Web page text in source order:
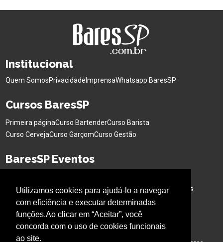
Utilizamos cookies para ajudá-lo a navegar
com eficiência e executar determinadas
funções.Ao clicar em “Aceitar”, você
concorda com o uso de cookies funcionais
ao site.
Institucional
Quem SomosPrivacidade ImprensaWhatsapp BaresSP
Cursos BaresSP
Primeira páginaCurso BartenderCurso Barista
Curso CervejaCurso GarçomCurso Gestão
BaresSP Eventos
Cervejas EspeciaisWorkshops InterativoBuffet para Eventos
Bar Nas AlturasCaminhão para Eventos
Nossos Projetos